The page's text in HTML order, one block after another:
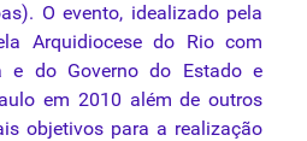
O evento, idealizado pela
Arquidiocesedo Rio com
e do Governo do Estado e
em 2010 além de outros
objetivos para a realização